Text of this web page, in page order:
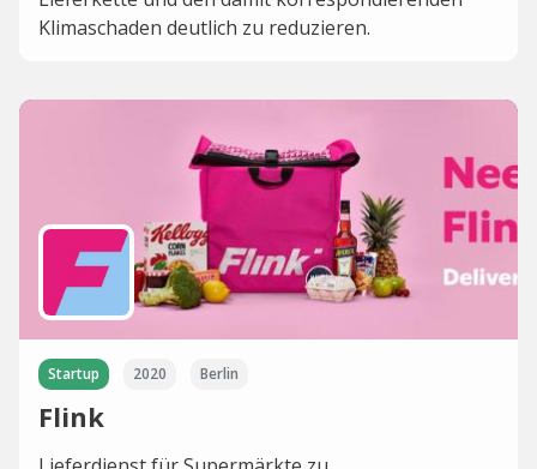
Klimaschaden deutlich zu reduzieren.
Startup 2020 Berlin
Flink